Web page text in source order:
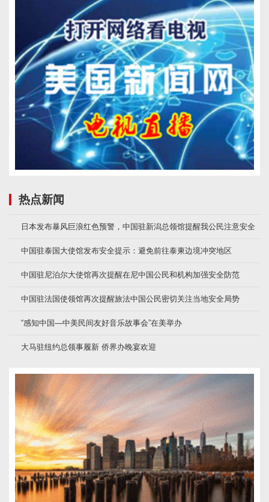
热点新闻
日本发布暴风巨浪红色预警，中国驻新潟总领馆提醒我公民注意安全
中国驻泰国大使馆发布安全提示：避免前往泰柬边境冲突地区
中国驻尼泊尔大使馆再次提醒在尼中国公民和机构加强安全防范
中国驻法国使领馆再次提醒旅法中国公民密切关注当地安全局势
“感知中国—中美民间友好音乐故事会”在美举办
大马驻纽约总领事履新 侨界办晚宴欢迎